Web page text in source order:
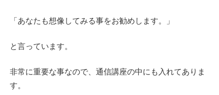
「あなたも想像してみる事をお勧めします。」
と言っています。
非常に重要な事なので、通信講座の中にも入れてありま
す。